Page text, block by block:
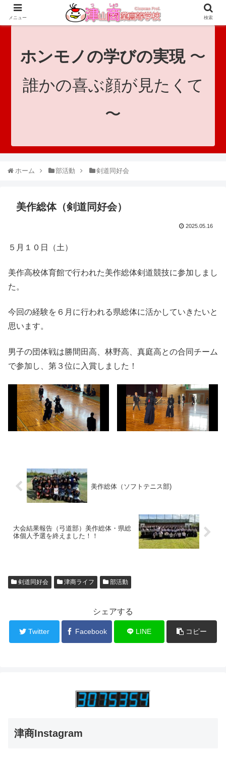
since 1921｜地域と共に未来へつなげ！｜Tsuyama Commercial High School
ホンモノの学びの実現〜
誰かの喜ぶ顔が見たくて
〜
ホーム 部活動 剣道同好会
美作総体（剣道同好会）
2025.05.16
５月１０日（土）
美作高校体育館で行われた美作総体剣道競技に参加しまし
た。
今回の経験を６月に行われる県総体に活かしていきたいと
思います。
男子の団体戦は勝間田高、林野高、真庭高との合同チーム
で参加し、第３位に入賞しました！
美作総体（ソフトテニス部)
大会結果報告（弓道部）美作総体・県総
体個人予選を終えました！！
剣道同好会 津商ライフ 部活動
シェアする
Twitter Facebook LINE コピー
津商Instagram
メニュー 検索